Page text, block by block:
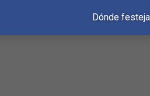
Dónde